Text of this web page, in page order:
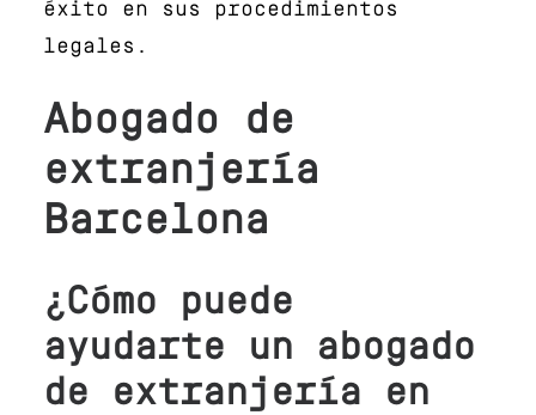
éxito en sus procedimientos
legales.
Abogado de
extranjería
Barcelona
¿Cómo puede
ayudarte un abogado
de extranjería en